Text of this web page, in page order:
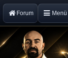
Forum Menü